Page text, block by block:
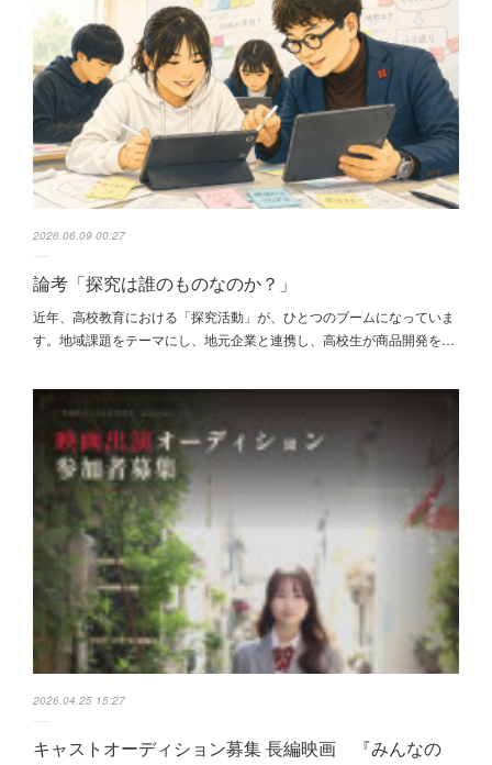
2026.06.09 00:27
論考「探究は誰のものなのか？」
近年、高校教育における「探究活動」が、ひとつのブームになっていま
す。地域課題をテーマにし、地元企業と連携し、高校生が商品開発を…
2026.04.25 15:27
キャストオーディション募集 長編映画 『みんなの